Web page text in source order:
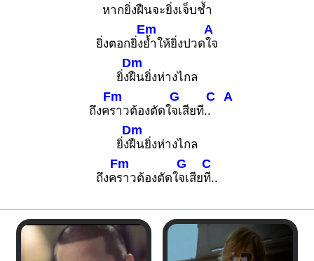
หากยิ่งฝืนจะยิ่งเจ็บช้ำ
ยิ่งตอกยิ่ง
Em
ย้ำให้ยิ่งปวด
A
ใจ
ยิ่ง
Dm
ฝืนยิ่งห่างไกล
ถึงค
Fm
ราวต้องตัดใ
G
จเสียที.
C
.
A
ยิ่ง
Dm
ฝืนยิ่งห่างไกล
ถึงค
Fm
ราวต้องตัดใ
G
จเสีย
C
ที..